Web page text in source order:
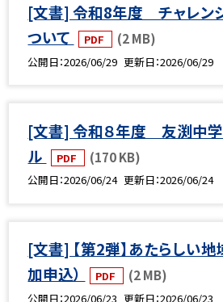
[文書] 令和8年度 チャレン
ついて
PDF (2 MB)
公開日 2026/06/29 更新日 2026/06/29
[文書] 令和８年度 友渕中
ル
PDF (170 KB)
公開日 2026/06/24 更新日 2026/06/24
[文書] 【第2弾】あたらしい地
加申込）
PDF (2 MB)
公開日 2026/06/23 更新日 2026/06/23